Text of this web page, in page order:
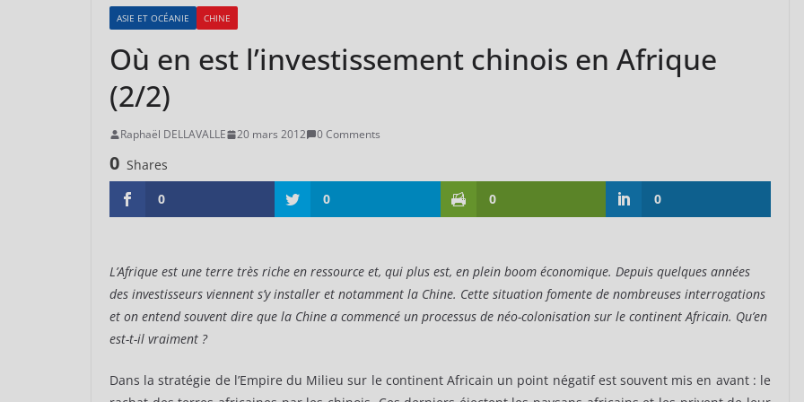
ASIE ET OCÉANIE CHINE
Où en est l’investissement chinois en Afrique
(2/2)
Raphaël DELLAVALLE 20 mars 2012 0 Comments
0 Shares
0
0 0 0
L’Afrique est une terre très riche en ressource et, qui plus est, en plein boom économique. Depuis quelques années
des investisseurs viennent s’y installer et notamment la Chine. Cette situation fomente de nombreuses interrogations
et on entend souvent dire que la Chine a commencé un processus de néo-colonisation sur le continent Africain. Qu’en
est-t-il vraiment ?
Dans la stratégie de l’Empire du Milieu sur le continent Africain un point négatif est souvent mis en avant : le